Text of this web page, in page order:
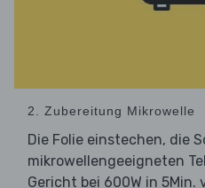
2. Zubereitung Mikrowelle
Die Folie einstechen, die
mikrowellengeeigneten
Gericht bei 600W in 5Min.